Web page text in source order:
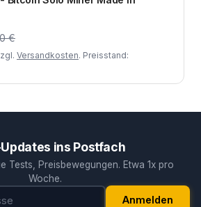
€
Versandkosten. Preisstand:
ins Postfach
Tests, Preisbewegungen. Etwa 1x pro
Woche.
Anmelden